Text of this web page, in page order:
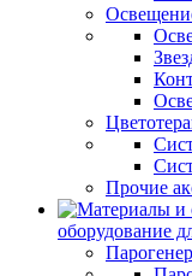
Прочие
оборудование